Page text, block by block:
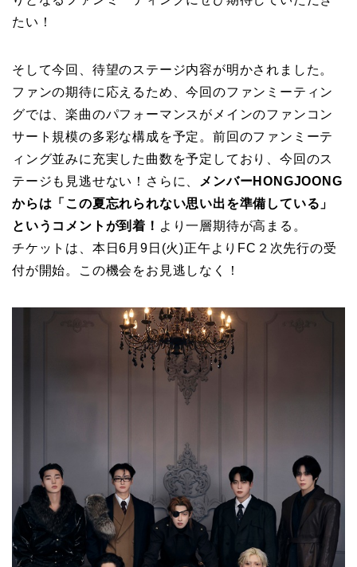
たい！
そして今回、待望のステージ内容が明かされました。
ファンの期待に応えるため、今回のファンミーティン
グでは、楽曲のパフォーマンスがメインのファンコン
サート規模の多彩な構成を予定。前回のファンミーテ
ィング並みに充実した曲数を予定しており、今回のス
テージも見逃せない！さらに、
メンバーHONGJOONG
からは「この夏忘れられない思い出を準備している」
というコメントが到着！ より一層期待が高まる。
チケットは、本日6月9日(火)正午よりFC２次先行の受
付が開始。この機会をお見逃しなく！